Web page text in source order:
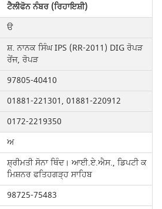
ਟੈਲੀਫੋਨ ਨੰਬਰ (ਰਿਹਾਇਸ਼ੀ)
ੳ
ਸ਼. ਨਾਨਕ ਸਿੰਘ IPS (RR-2011) DIG ਰੋਪੜ
ਰੇਂਜ, ਰੋਪੜ
97805-40410
01881-221301, 01881-220912
0172-2219350
ਅ
ਸ਼੍ਰੀਮਤੀ ਸੋਨਾ ਥਿੰਦ। ਆਈ.ਏ.ਐਸ., ਡਿਪਟੀ ਕ
ਮਿਸ਼ਨਰ ਫਤਿਹਗੜ੍ਹ ਸਾਹਿਬ
98725-75483